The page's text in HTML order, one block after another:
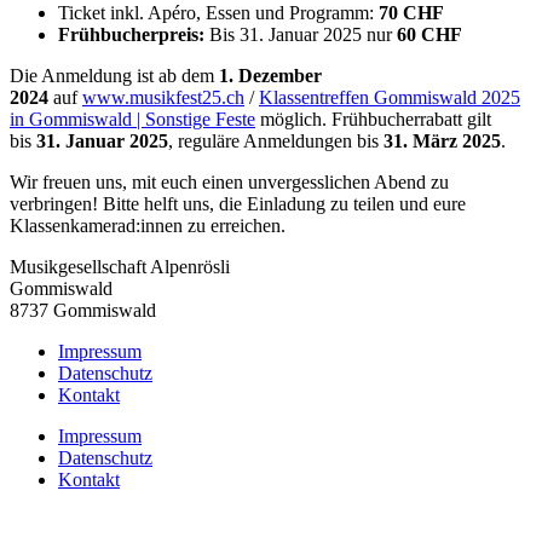
Ticket inkl. Apéro, Essen und Programm: 70 CHF
Frühbucherpreis: Bis 31. Januar 2025 nur60 CHF
Die Anmeldung ist ab dem 1. Dezember
2024 aufwww.musikfest25.ch /Klassentreffen Gommiswald 2025
in Gommiswald | Sonstige Feste möglich. Frühbucherrabatt gilt
bis 31. Januar 2025, reguläre Anmeldungen bis 31. März 2025.
Wir freuen uns, mit euch einen unvergesslichen Abend zu
verbringen! Bitte helft uns, die Einladung zu teilen und eure
Klassenkamerad:innen zu erreichen.
Musikgesellschaft Alpenrösli
Gommiswald
8737 Gommiswald
Impressum
Datenschutz
Kontakt
Impressum
Datenschutz
Kontakt